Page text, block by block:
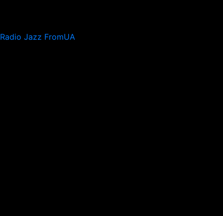
Radio Jazz FromUA